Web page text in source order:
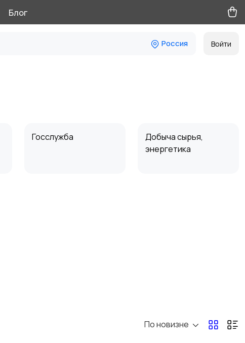
Блог
Россия Войти
Госслужба
Добыча сырья,
энергетика
ремонт
По новизне